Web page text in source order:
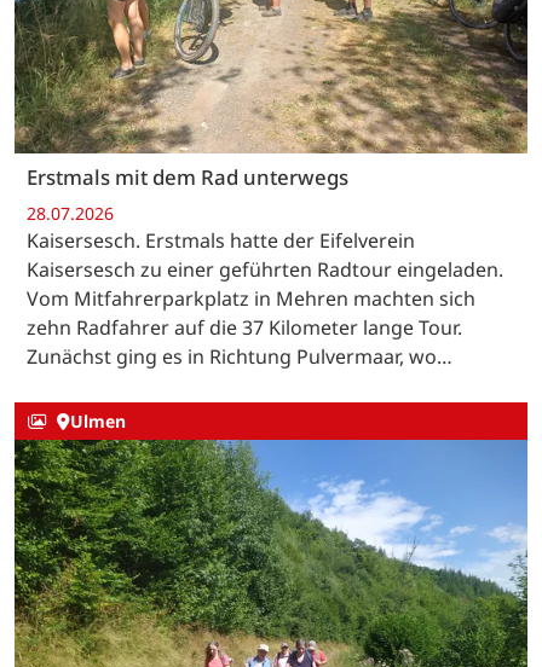
Erstmals mit dem Rad unterwegs
28.07.2026
Kaisersesch. Erstmals hatte der Eifelverein
Kaisersesch zu einer geführten Radtour eingeladen.
Vom Mitfahrerparkplatz in Mehren machten sich
zehn Radfahrer auf die 37 Kilometer lange Tour.
Zunächst ging es in Richtung Pulvermaar, wo…
Ulmen